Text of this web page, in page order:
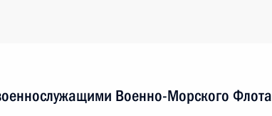
Военно-Морского Флота